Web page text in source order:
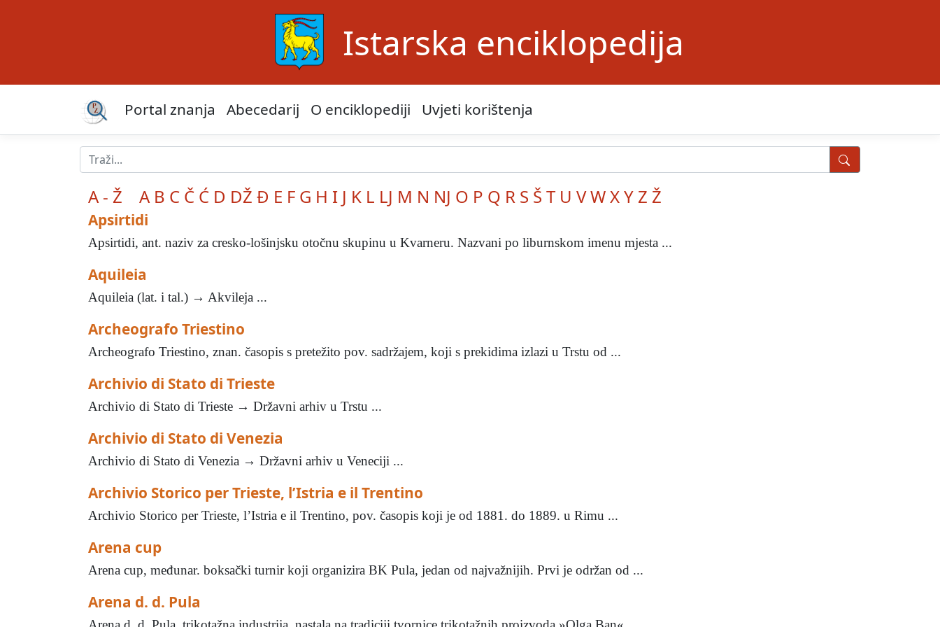
Istarska enciklopedija
Portal znanja Abecedarij O enciklopediji Uvjeti korištenja
A - Ž A B C Č Ć D DŽ Đ E F G H I J K L LJ M N NJ O P Q R S Š T U VWXY Z Ž
Apsirtidi
Apsirtidi, ant. naziv za cresko-lošinjsku otočnu skupinu u Kvarneru. Nazvani po liburnskom imenu mjesta ...
Aquileia
Aquileia (lat. i tal.) → Akvileja ...
Archeografo Triestino
Archeografo Triestino, znan. časopis s pretežito pov. sadržajem, koji s prekidima izlazi u Trstu od ...
Archivio di Stato di Trieste
Archivio di Stato di Trieste → Državni arhiv u Trstu ...
Archivio di Stato di Venezia
Archivio di Stato di Venezia → Državni arhiv u Veneciji ...
Archivio Storico per Trieste, l’Istria e il Trentino
Archivio Storico per Trieste, l’Istria e il Trentino, pov. časopis koji je od 1881. do 1889. u Rimu ...
Arena cup
Arena cup, međunar. boksački turnir koji organizira BK Pula, jedan od najvažnijih. Prvi je održan od ...
Arena d. d. Pula